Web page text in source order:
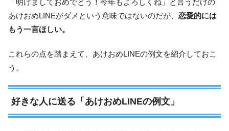
あけおめLINEがダメという意味ではないのだが、 恋愛的には
もう一言ほしい。
これらの点を踏まえて、あけおめLINEの例文を紹介しておこ
う。
好きな人に送る「あけおめLINEの例文」